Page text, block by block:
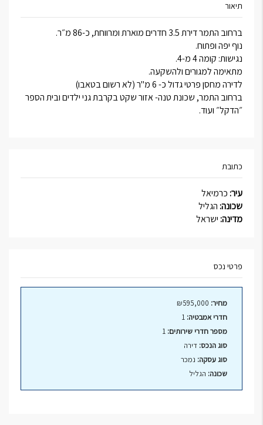
תיאור
ברחוב התמר דירת 3.5 חדרים מוארת ומרווחת, כ-86 מ״ר.
נוף יפה ופתוח.
נגישות: קומה 4 מ-4.
מתאימה למגורים ולהשקעה.
לדירה מחסן פרטי גדול כ- 6 מ"ר (לא רשום בטאבו)
ברחוב התמר, שכונת טנה- אזור שקט בקרבת גני ילדים ובית הספר
״הדקל״ ועוד.
כתובת
עיר:כרמיאל
שכונה:הגליל
מדינה:ישראל
פרטי נכס
מחיר:
חדרי אמבטיה:
מספר חדרי שירותים:
סוג הנכס: דירה
סוג עסקה: נמכר
שכונה: הגליל